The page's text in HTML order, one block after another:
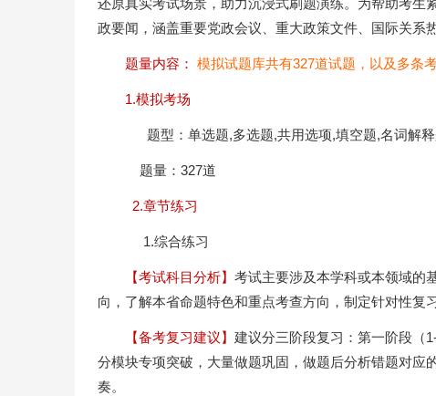
还原真实考试场景，助力沉浸式刷题演练。为帮助考
政要闻，涵盖重要党政会议、重大政策文件、国际关系
题量内容： 模拟试题库共有327道试题，以及多条
1.模拟考场
题型：单选题,多选题,共用选项,填空题,名词解释
题量：327道
2.章节练习
1.综合练习
【考试科目分析】 考试主要涉及本学科或本领域的
向，了解本省命题特色和重点考查方向，制定针对性复
【备考复习建议】 建议分三阶段复习：第一阶段（
分模块专项突破，大量做题巩固，做题后分析错题对
奏。